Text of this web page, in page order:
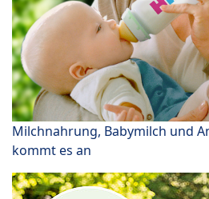
Milchnahrung, Babymilch und
kommt es an